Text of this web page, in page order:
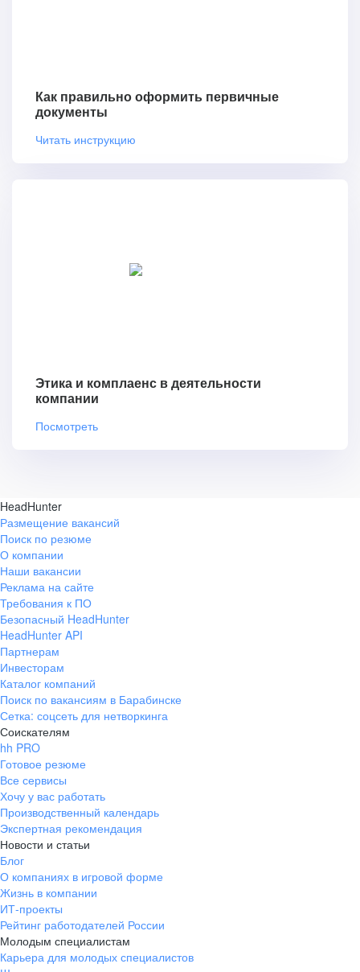
Как правильно оформить первичные
документы
Читать инструкцию
Этика и комплаенс в деятельности
компании
Посмотреть
HeadHunter
Размещение вакансий
Поиск по резюме
О компании
Наши вакансии
Реклама на сайте
Требования к ПО
Безопасный HeadHunter
HeadHunter API
Партнерам
Инвесторам
Каталог компаний
Поиск по вакансиям в Барабинске
Сетка: соцсеть для нетворкинга
Соискателям
hh PRO
Готовое резюме
Все сервисы
Хочу у вас работать
Производственный календарь
Экспертная рекомендация
Новости и статьи
Блог
О компаниях в игровой форме
Жизнь в компании
ИТ-проекты
Рейтинг работодателей России
Молодым специалистам
Карьера для молодых специалистов